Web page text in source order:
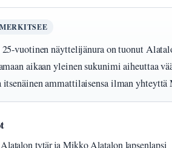
vuotinen näyttelijänura on tuonut
aikaan yleinen sukunimi aiheuttaa
ammattilaisensa ilman
tytär ja Mikko Alatalon lapsenlapsi